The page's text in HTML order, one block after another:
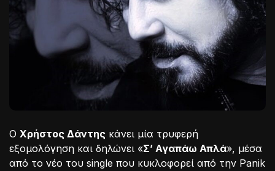
Ο Χρήστος Δάντης κάνει μία τρυφερή
εξομολόγηση και δηλώνει «Σ’ Αγαπάω Απλά», μέσα
από το νέο του single που κυκλοφορεί από την Panik